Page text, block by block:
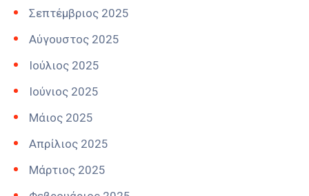
Σεπτέμβριος 2025
Αύγουστος 2025
Ιούλιος 2025
Ιούνιος 2025
Μάιος 2025
Απρίλιος 2025
Μάρτιος 2025